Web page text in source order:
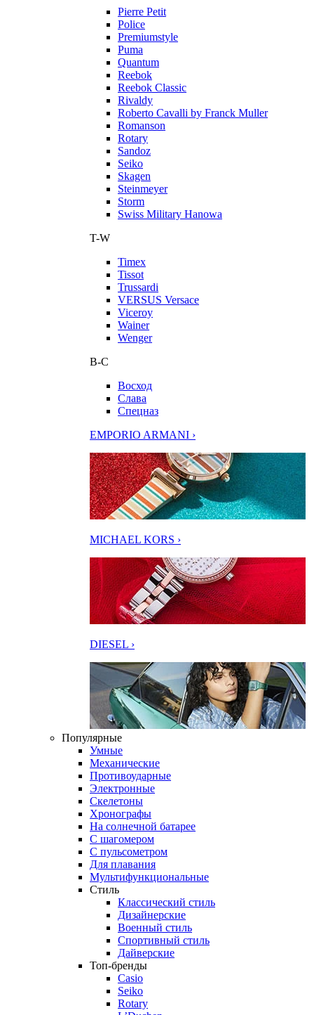
Pierre Petit
Police
Premiumstyle
Puma
Quantum
Reebok
Reebok Classic
Rivaldy
Roberto Cavalli by Franck Muller
Romanson
Rotary
Sandoz
Seiko
Skagen
Steinmeyer
Storm
Swiss Military Hanowa
T-W
Timex
Tissot
Trussardi
VERSUS Versace
Viceroy
Wainer
Wenger
В-С
Восход
Слава
Спецназ
EMPORIO ARMANI ›
MICHAEL KORS ›
DIESEL ›
Популярные
Умные
Механические
Противоударные
Электронные
Скелетоны
Хронографы
На солнечной батарее
С шагомером
С пульсометром
Для плавания
Мультифункциональные
Стиль
Классический стиль
Дизайнерские
Военный стиль
Спортивный стиль
Дайверские
Топ-бренды
Casio
Seiko
Rotary